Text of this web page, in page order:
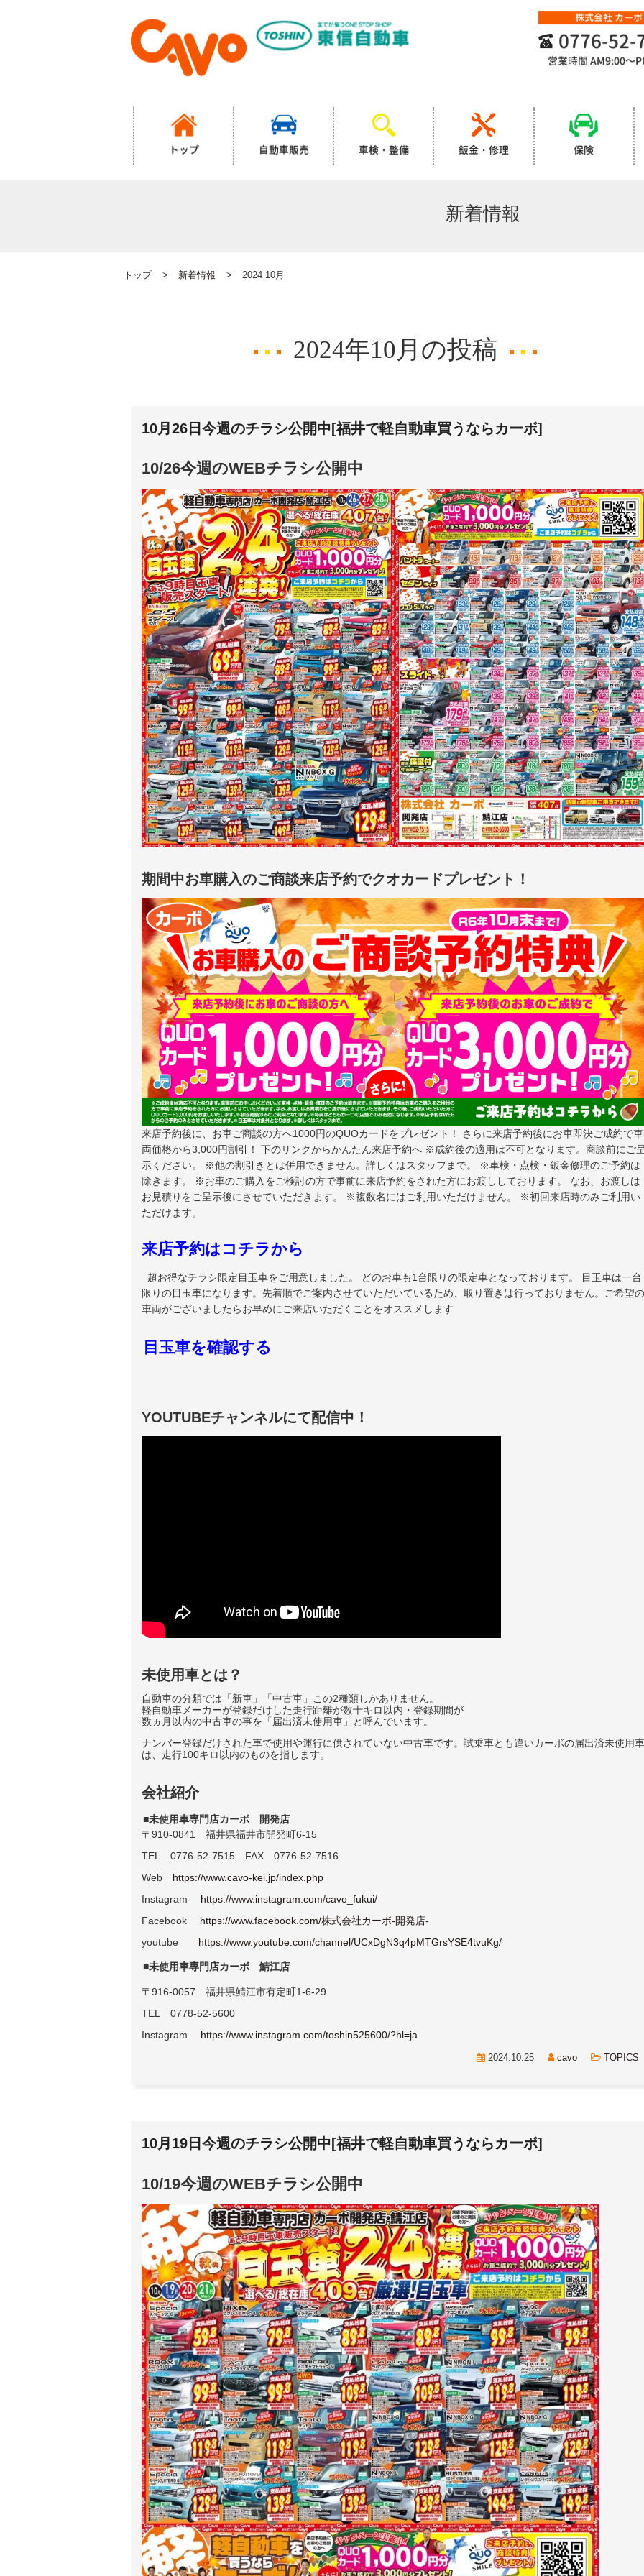
株式会社 カーボ
0776-52-
営業時間 AM9:00～
トップ 自動車販売 車検・整備 鈑金・修理 保険
新着情報
トップ 新着情報 2024 10月
2024年10月の投稿
10月26日今週のチラシ公開中[福井で軽自動車買うならカーボ]
10/26今週のWEBチラシ公開中
期間中お車購入のご商談来店予約でクオカードプレゼント！
来店予約後に、お車ご商談の方へ1000円のQUOカードをプレゼント！
さらに来店予約後にお車即決ご成約で車
両価格から3,000円割引！
下のリンクからかんたん来店予約へ ※成約後の適用は不可となります。商談前にご
示ください。 ※他の割引きとは併用できません。詳しくはスタッフまで。 ※車検・点検・鈑金修理のご予約は
除きます。 ※お車のご購入をご検討の方で事前に来店予約をされた方にお渡ししております。 なお、お渡しは
お見積りをご呈示後にさせていただきます。 ※複数名にはご利用いただけません。 ※初回来店時のみご利用い
ただけます。
来店予約はコチラから
超お得なチラシ限定目玉車をご用意しました。 どのお車も1台限りの限定車となっております。 目玉車は一台
限りの目玉車になります。先着順でご案内させていただいているため、取り置きは行っておりません。ご希望の
車両がございましたらお早めにご来店いただくことをオススメします
目玉車を確認する
YOUTUBEチャンネルにて配信中！
未使用車とは？
自動車の分類では「新車」「中古車」この2種類しかありません。
軽自動車メーカーが登録だけした走行距離が数十キロ以内・登録期間が
数ヵ月以内の中古車の事を「届出済未使用車」と呼んでいます。
ナンバー登録だけされた車で使用や運行に供されていない中古車です。試乗車とも違いカーボの届出済未使用車
は、走行100キロ以内のものを指します。
会社紹介
■未使用車専門店カーボ 開発店
〒910-0841 福井県福井市開発町6-15
TEL 0776-52-7515 FAX 0776-52-7516
Web https://www.cavo-kei.jp/index.php
Instagram https://www.instagram.com/cavo_fukui/
Facebook https://www.facebook.com/株式会社カーボ-開発店-
youtube https://www.youtube.com/channel/UCxDgN3q4pMTGrsYSE4tvuKg/
■未使用車専門店カーボ 鯖江店
〒916-0057 福井県鯖江市有定町1-6-29
TEL 0778-52-5600
Instagram https://www.instagram.com/toshin525600/?hl=ja
2024.10.25 cavo TOPICS
10月19日今週のチラシ公開中[福井で軽自動車買うならカーボ]
10/19今週のWEBチラシ公開中